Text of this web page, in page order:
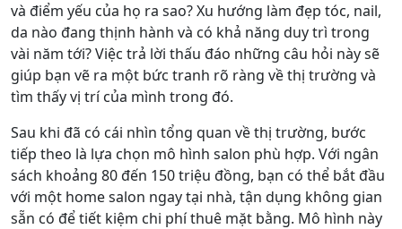
và điểm yếu của họ ra sao? Xu hướng làm đẹp tóc, nail,
da nào đang thịnh hành và có khả năng duy trì trong
vài năm tới? Việc trả lời thấu đáo những câu hỏi này sẽ
giúp bạn vẽ ra một bức tranh rõ ràng về thị trường và
tìm thấy vị trí của mình trong đó.
Sau khi đã có cái nhìn tổng quan về thị trường, bước
tiếp theo là lựa chọn mô hình salon phù hợp. Với ngân
sách khoảng 80 đến 150 triệu đồng, bạn có thể bắt đầu
với một home salon ngay tại nhà, tận dụng không gian
sẵn có để tiết kiệm chi phí thuê mặt bằng. Mô hình này